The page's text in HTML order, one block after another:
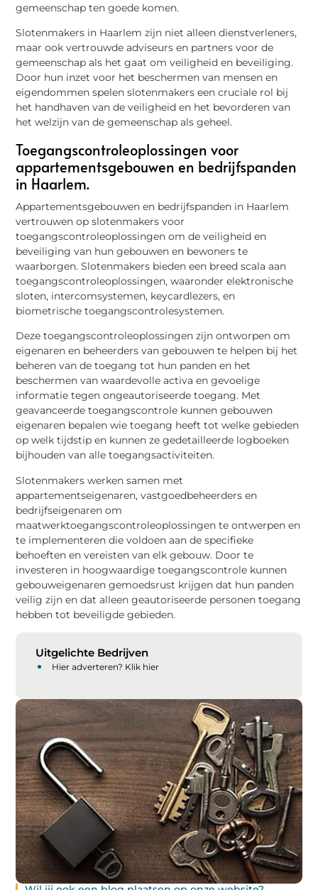
gemeenschap ten goede komen.
Slotenmakers in Haarlem zijn niet alleen dienstverleners,
maar ook vertrouwde adviseurs en partners voor de
gemeenschap als het gaat om veiligheid en beveiliging.
Door hun inzet voor het beschermen van mensen en
eigendommen spelen slotenmakers een cruciale rol bij
het handhaven van de veiligheid en het bevorderen van
het welzijn van de gemeenschap als geheel.
Toegangscontroleoplossingen voor
appartementsgebouwen en bedrijfspanden
in Haarlem.
Appartementsgebouwen en bedrijfspanden in Haarlem
vertrouwen op slotenmakers voor
toegangscontroleoplossingen om de veiligheid en
beveiliging van hun gebouwen en bewoners te
waarborgen. Slotenmakers bieden een breed scala aan
toegangscontroleoplossingen, waaronder elektronische
sloten, intercomsystemen, keycardlezers, en
biometrische toegangscontrolesystemen.
Deze toegangscontroleoplossingen zijn ontworpen om
eigenaren en beheerders van gebouwen te helpen bij het
beheren van de toegang tot hun panden en het
beschermen van waardevolle activa en gevoelige
informatie tegen ongeautoriseerde toegang. Met
geavanceerde toegangscontrole kunnen gebouwen
eigenaren bepalen wie toegang heeft tot welke gebieden
op welk tijdstip en kunnen ze gedetailleerde logboeken
bijhouden van alle toegangsactiviteiten.
Slotenmakers werken samen met
appartementseigenaren, vastgoedbeheerders en
bedrijfseigenaren om
maatwerktoegangscontroleoplossingen te ontwerpen en
te implementeren die voldoen aan de specifieke
behoeften en vereisten van elk gebouw. Door te
investeren in hoogwaardige toegangscontrole kunnen
gebouweigenaren gemoedsrust krijgen dat hun panden
veilig zijn en dat alleen geautoriseerde personen toegang
hebben tot beveiligde gebieden.
Uitgelichte Bedrijven
Hier adverteren? Klik hier